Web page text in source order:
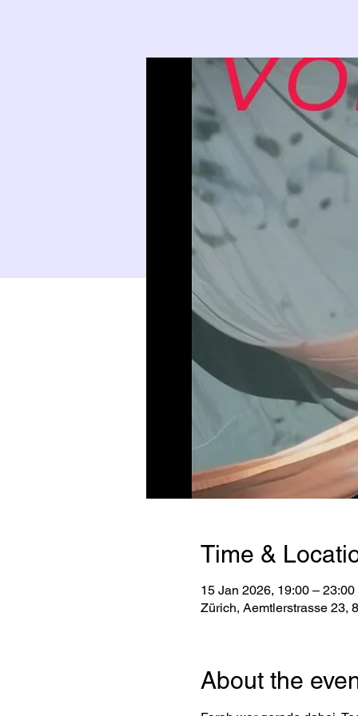
Time &
15 Jan 2026, 19:00 – 23:00
Zürich, Aemtlerstrasse 23,
About the